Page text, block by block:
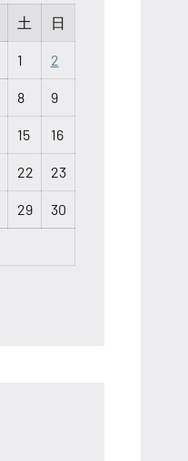
土 日
1 2
8 9
15 16
22 23
29 30